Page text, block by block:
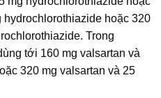
hydrochlorothiazide hoặc 320
Trong
tới 160 mg valsartan và
320 mg valsartan và 25